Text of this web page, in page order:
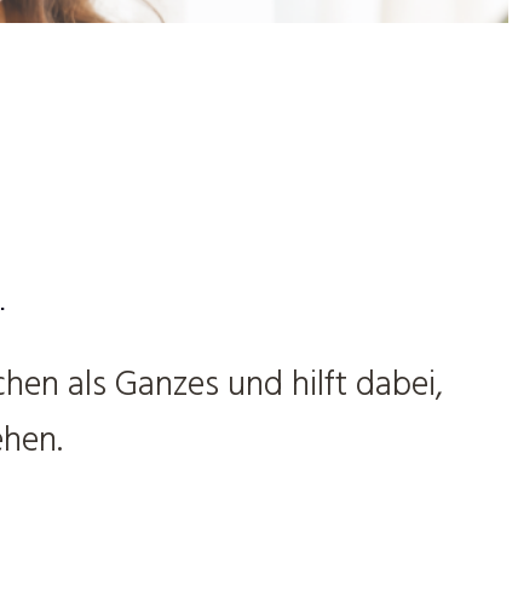
als Ganzes und hilft dabei,